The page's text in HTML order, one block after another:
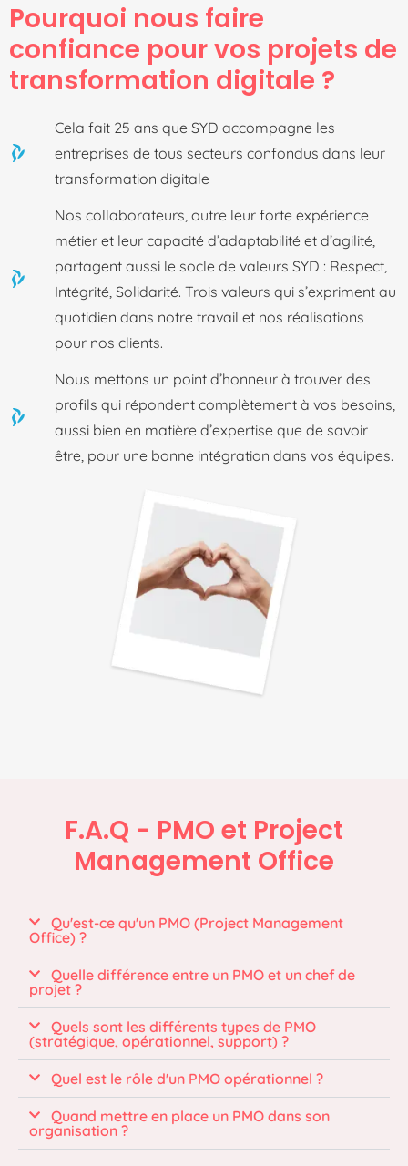
Pourquoi nous faire
confiance pour vos projets de
transformation digitale ?
Cela fait 25 ans que SYD accompagne les
entreprises de tous secteurs confondus dans leur
transformation digitale
Nos collaborateurs, outre leur forte expérience
métier et leur capacité d’adaptabilité et d’agilité,
partagent aussi le socle de valeurs SYD : Respect,
Intégrité, Solidarité. Trois valeurs qui s’expriment au
quotidien dans notre travail et nos réalisations
pour nos clients.
Nous mettons un point d’honneur à trouver des
profils qui répondent complètement à vos besoins,
aussi bien en matière d’expertise que de savoir
être, pour une bonne intégration dans vos équipes.
F.A.Q - PMO et Project
Management Office
Qu'est-ce qu'un PMO (Project Management
Office) ?
Quelle différence entre un PMO et un chef de
projet ?
Quels sont les différents types de PMO
(stratégique, opérationnel, support) ?
Quel est le rôle d'un PMO opérationnel ?
Quand mettre en place un PMO dans son
organisation ?